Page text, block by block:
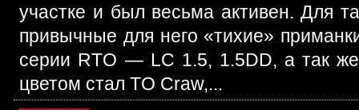
участке и был весьма активен. Для
привычные для него «тихие»
серии RTO — LC 1.5, 1.5DD, а так
цветом стал TO Craw,...